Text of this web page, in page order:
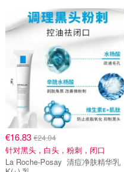
€16.83 €24.04
针对黑头，白头，粉刺，闭口
La Roche-Posay 清痘净肤精华乳